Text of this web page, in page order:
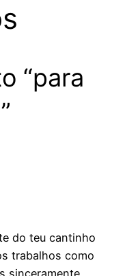
“para
do teu cantinho
trabalhos como
sinceramente